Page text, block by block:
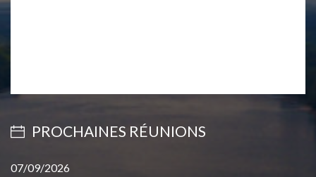
PROCHAINES RÉUNIONS
07/09/2026